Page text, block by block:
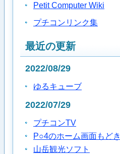
Petit Computer Wiki
プチコンリンク集
最近の更新
2022/08/29
ゆるキューブ
2022/07/29
プチコンTV
P○4のホーム画面もどき
山岳観光ソフト